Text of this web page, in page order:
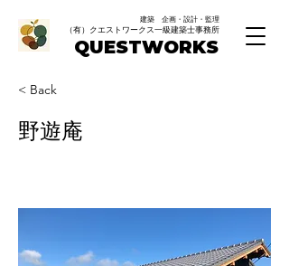
QUESTWORKS
（有）クエストワークス一級建築士事務所
建築 企画・設計・監理
< Back
野遊庵